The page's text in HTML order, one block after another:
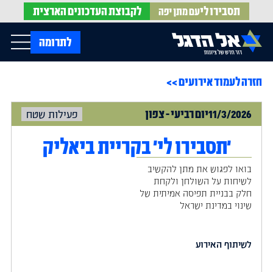
תסבירו ליעם מתן יפה לקבוצתהעדכונים הארצית
בית
עלינו
אירועים
חדשות אל הדגל
עדכונים מהשטח
הופעות בתקשורת
חוק אל הדגל
חמ"ל הגיוס
צרו קשר
לתרומה Menu
חזרה לעמוד אירועים >>
11/3/2026יוםרביעי-צפון פעילות שטח
'תסבירו לי' בקריית ביאליק
בואו לפגוש את מתן להקשיב
לשיחות על השולחן ולקחת
חלק בבניית תפיסה אמיתית של
שינוי במדינת ישראל
לשיתוף האירוע